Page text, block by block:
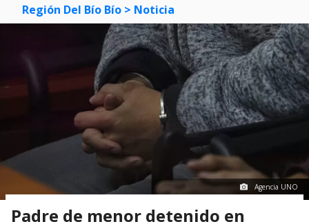
Región Del Bío Bío > Noticia
Agencia UNO
Padre de menor detenido en